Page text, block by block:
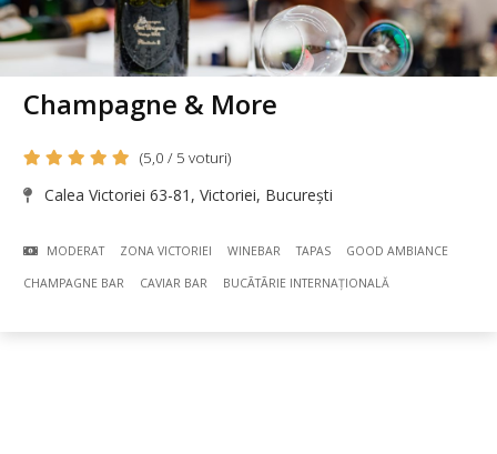
Champagne & More
(5,0 / 5 voturi)
Calea Victoriei 63-81, Victoriei, București
MODERAT ZONA VICTORIEI WINEBAR TAPAS GOOD AMBIANCE
CHAMPAGNE BAR CAVIAR BAR BUCÃTÃRIE INTERNAȚIONALĂ